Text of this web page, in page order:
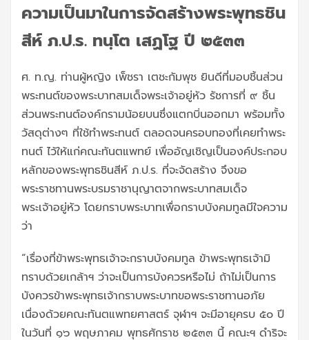
ความเป็นมาในการจัดสร้างพระพุทธชิน
สีห์ ภ.ป.ร. ทนฺโต เสฏโฐ ปี ๒๕๓๓
ศ. ท.ญ. ท่านผู้หญิง เพ็ชรา เตชะกัมพุช ยินดีที่มอบชิ้นส่วน
พระทนต์ของพระบาทสมเด็จพระเจ้าอยู่หัว รัชการที่ ๙ ชิ้น
ส่วนพระทนต์องค์กรามน้อยบนซึ่งแตกบิ่นออกมา พร้อมทั้ง
วัสดุต่างๆ ที่ใช้ทำพระทนต์ ตลอดจนครอบทองที่เคยทำพระ
ทนต์ ไว้ให้แก่คณะทันตแพทย์ เพื่ออัญเชิญเป็นองค์ประกอบ
หลักของพระพุทธชินสีห์ ภ.ป.ร. ที่จะจัดสร้าง จึงขอ
พระราชทานพระบรมราชานุญาตจากพระบาทสมเด็จ
พระเจ้าอยู่หัว โดยกราบพระบาทเพื่อกราบบังคมทูลมีใจความ
ว่า
“เรื่องที่ข้าพระพุทธเจ้าจะกราบบังคมทูล ข้าพระพุทธเจ้ามิ
ทราบด้วยเกล้าฯ ว่าจะเป็นการบังควรหรือไม่ ถ้าไม่เป็นการ
บังควรข้าพระพุทธเจ้ากราบพระบาทขอพระราชทานอภัย
เนื่องด้วยคณะทันตแพทยศาสตร์ จุฬาฯ จะมีอายุครบ ๕๐ ปี
ในวันที่ ๑๖ พฤษภาคม พุทธศักราช ๒๕๓๓ นี้ คณะฯ ดำริจะ